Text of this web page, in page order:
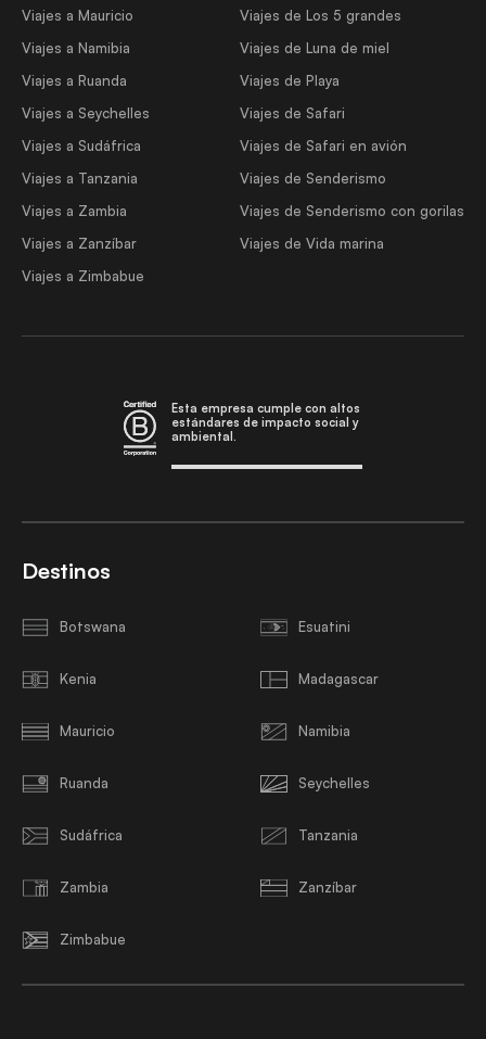
Viajes a Mauricio
Viajes a Namibia
Viajes a Ruanda
Viajes a Seychelles
Viajes a Sudáfrica
Viajes a Tanzania
Viajes a Zambia
Viajes a Zanzíbar
Viajes a Zimbabue
Viajes de Los 5 grandes
Viajes de Luna de miel
Viajes de Playa
Viajes de Safari
Viajes de Safari en avión
Viajes de Senderismo
Viajes de Senderismo con gorilas
Viajes de Vida marina
Esta empresa cumple con altos
estándares de impacto social y
ambiental.
Destinos
Botswana Esuatini
Kenia Madagascar
Mauricio Namibia
Ruanda Seychelles
Sudáfrica Tanzania
Zambia Zanzíbar
Zimbabue